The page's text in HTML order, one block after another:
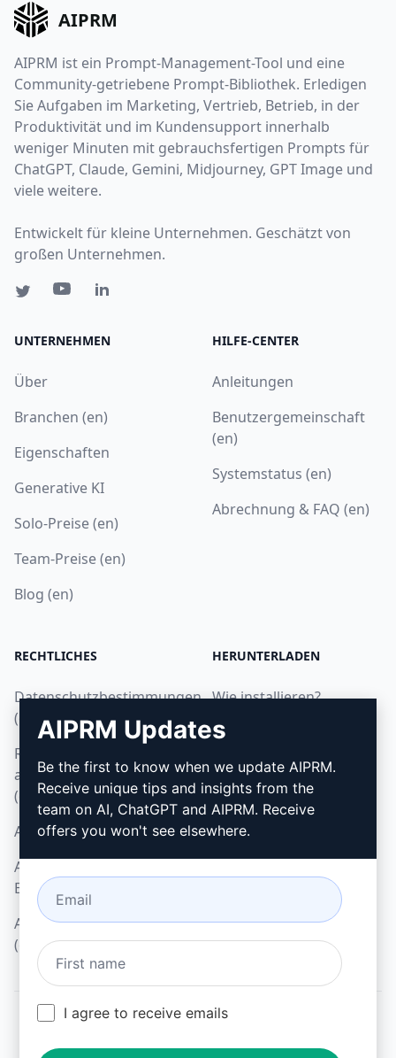
AIPRM
AIPRM ist ein Prompt-Management-Tool und eine
Community-getriebene Prompt-Bibliothek. Erledigen
Sie Aufgaben im Marketing, Vertrieb, Betrieb, in der
Produktivität und im Kundensupport innerhalb
weniger Minuten mit gebrauchsfertigen Prompts für
ChatGPT, Claude, Gemini, Midjourney, GPT Image und
viele weitere.
Entwickelt für kleine Unternehmen. Geschätzt von
großen Unternehmen.
UNTERNEHMEN
Über
Branchen (en)
Eigenschaften
Generative KI
Solo-Preise (en)
Team-Preise (en)
Blog (en)
HILFE-CENTER
Anleitungen
Benutzergemeinschaft
(en)
Systemstatus (en)
Abrechnung & FAQ (en)
RECHTLICHES
Datenschutzbestimmungen
(en)
Richtlinien zur
akzeptablen Nutzung
(en)
AGB (en)
AGB für Browser-
Erweiterungen (en)
AGB für Verrechnung
(en)
HERUNTERLADEN
Wie installieren?
Google Chrome
Microsoft Edge
AIPRM Updates
Be the first to know when we update AIPRM.
Receive unique tips and insights from the
team on AI, ChatGPT and AIPRM. Receive
offers you won't see elsewhere.
I agree to receive emails